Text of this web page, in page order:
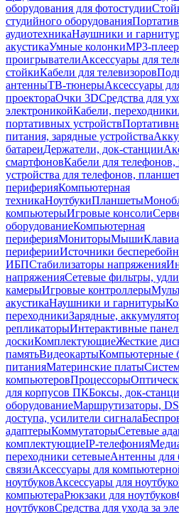
оборудования для фотостудии
студийного оборудования
аудиотехникаНаушники и
акустикаУмные колонкиMP3-
проигрывателиАксессуары для
стойкиКабели для телевизоров
антенныТВ-тюнерыАксессуары
проектораОчки 3DСредства для
электроникойКабели, переходники
портативных устройств
питания, зарядные устройства
батареиДержатели, док-станции
смартфоновКабели для
устройства для телефонов,
периферияКомпьютерная
техникаНоутбукиПланшеты
компьютерыИгровые консоли
оборудованиеКомпьютерная
периферияМониторыМыши
периферииИсточники
ИБПСтабилизаторы напряжения
напряженияСетевые фильтры,
камерыИгровые контроллеры
акустикаНаушники и гарнитуры
переходникиЗарядные,
репликаторыИнтерактивные
доскиКомплектующиеЖесткие
памятьВидеокартыКомпьютерные
питанияМатеринские платы
компьютеровПроцессоры
для корпусов ПКБоксы, док-
оборудованиеМаршрутизаторы,
доступа, усилители сигнала
адаптерыКоммутаторыСетевые
комплектующиеIP-телефония
переходники сетевыеАнтенны для
связиАксессуары для
ноутбуковАксессуары для
компьютераРюкзаки для ноутбуков
ноутбуковСредства для ухода за